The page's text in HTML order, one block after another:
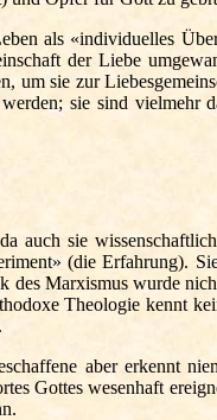
als «individuelles
der Liebe
sie zur
sie sind vielmehr
auch sie
(die Erfahrung).
Marxismus wurde
Theologie kennt
aber erkennt
Gottes wesenhaft